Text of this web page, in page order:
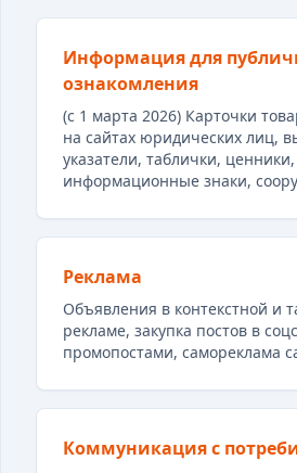
Информация для
ознакомления
(с 1 марта 2026) Карточки
на сайтах юридических лиц,
указатели, таблички, ценники,
информационные знаки,
Реклама
Объявления в контекстной и
рекламе, закупка постов в
промопостами, самореклама
Коммуникация с